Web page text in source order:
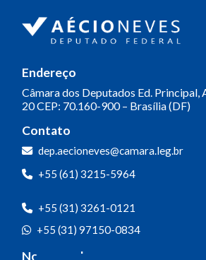
Endereço
Câmara dos Deputados Ed. Principal,
20CEP: 70.160-900 – Brasília (DF)
Contato
dep.aecioneves@camara.leg.br
+55 (61) 3215-5964
+55 (31) 3261-0121
+55 (31) 97150-0834
Nossas redes